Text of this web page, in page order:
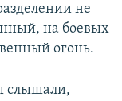
не
на боевых
огонь.
слышали,